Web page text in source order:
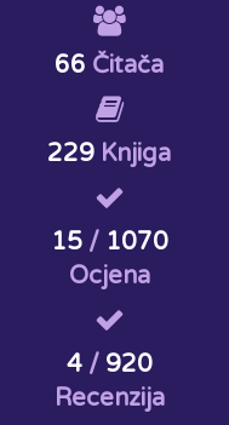
66 Čitača
229 Knjiga
15/ 1070
Ocjena
4/ 920
Recenzija